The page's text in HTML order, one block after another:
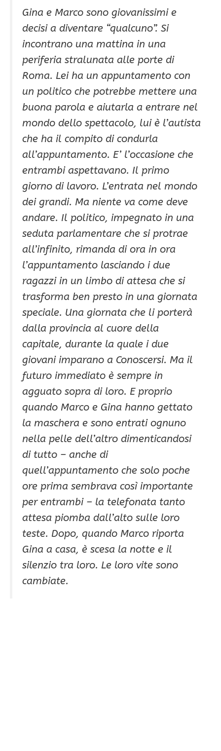
Gina e Marco sono giovanissimi e
decisi a diventare “qualcuno”. Si
incontrano una mattina in una
periferia stralunata alle porte di
Roma. Lei ha un appuntamento con
un politico che potrebbe mettere una
buona parola e aiutarla a entrare nel
mondo dello spettacolo, lui è l’autista
che ha il compito di condurla
all’appuntamento. E’ l’occasione che
entrambi aspettavano. Il primo
giorno di lavoro. L’entrata nel mondo
dei grandi. Ma niente va come deve
andare. Il politico, impegnato in una
seduta parlamentare che si protrae
all’infinito, rimanda di ora in ora
l’appuntamento lasciando i due
ragazzi in un limbo di attesa che si
trasforma ben presto in una giornata
speciale. Una giornata che li porterà
dalla provincia al cuore della
capitale, durante la quale i due
giovani imparano a Conoscersi. Ma il
futuro immediato è sempre in
agguato sopra di loro. E proprio
quando Marco e Gina hanno gettato
la maschera e sono entrati ognuno
nella pelle dell’altro dimenticandosi
di tutto – anche di
quell’appuntamento che solo poche
ore prima sembrava così importante
per entrambi – la telefonata tanto
attesa piomba dall’alto sulle loro
teste. Dopo, quando Marco riporta
Gina a casa, è scesa la notte e il
silenzio tra loro. Le loro vite sono
cambiate.